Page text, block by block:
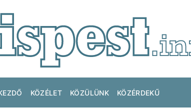
KÖZÉLET KÖZÜLÜNK KÖZÉRDEKŰ